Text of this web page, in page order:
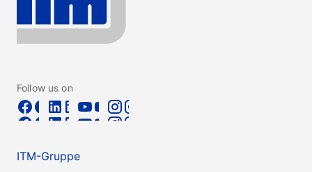
Follow us on
ITM-Gruppe